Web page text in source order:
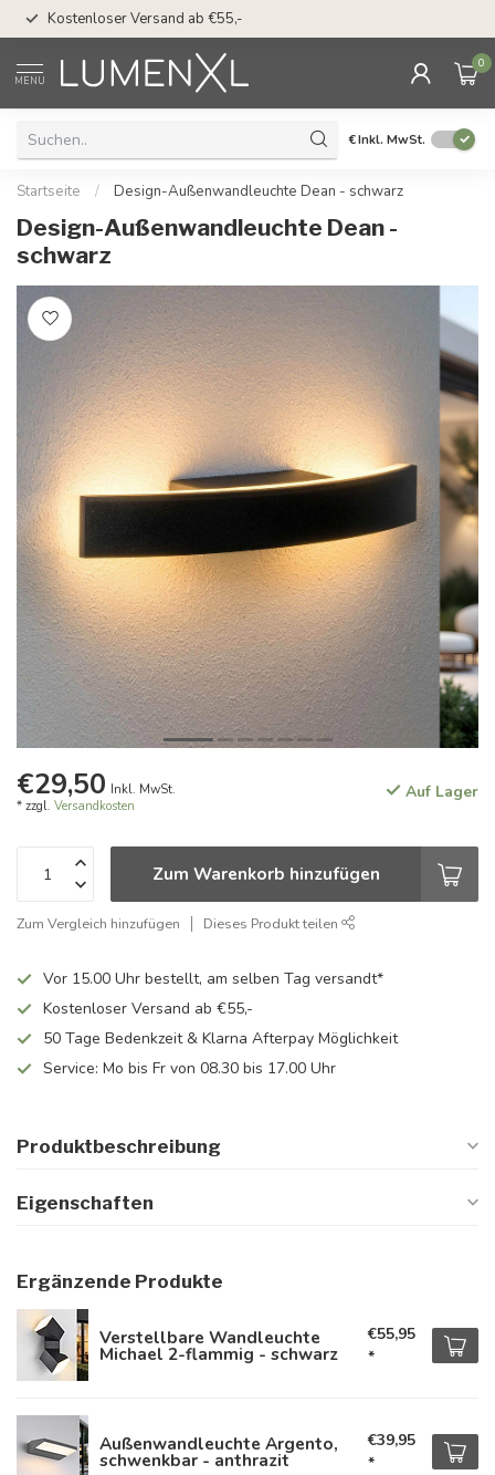
Kostenloser Versand ab €55,-
MENU
0
€Inkl. MwSt.
Startseite / Design-Außenwandleuchte Dean - schwarz
Design-Außenwandleuchte Dean -
schwarz
€29,50 Inkl. MwSt.
* zzgl. Versandkosten
Auf Lager
Zum Warenkorb hinzufügen
Zum Vergleich hinzufügen Dieses Produkt teilen
Vor 15.00 Uhr bestellt, am selben Tag versandt*
Kostenloser Versand ab €55,-
50 Tage Bedenkzeit & Klarna Afterpay Möglichkeit
Service: Mo bis Fr von 08.30 bis 17.00 Uhr
Produktbeschreibung
Eigenschaften
Ergänzende Produkte
Verstellbare Wandleuchte
Michael 2-flammig - schwarz
€55,95
*
Außenwandleuchte Argento,
schwenkbar - anthrazit
€39,95
*